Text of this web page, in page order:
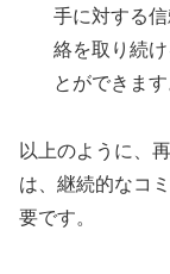
手に対する
絡を取り続
とができます
以上のように、
は、継続的なコ
要です。